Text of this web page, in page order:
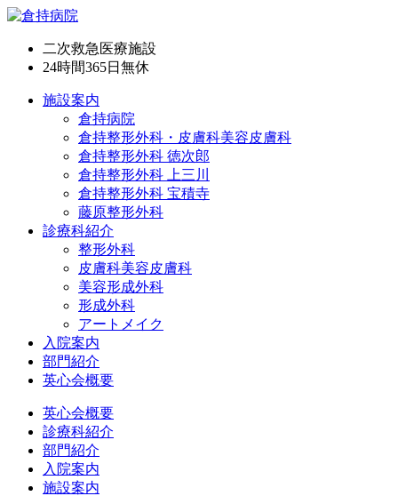
二次救急医療施設
24時間365日 無休
施設案内
倉持病院
倉持整形外科・皮膚科美容皮膚科
倉持整形外科 徳次郎
倉持整形外科 上三川
倉持整形外科 宝積寺
藤原整形外科
診療科紹介
整形外科
皮膚科美容皮膚科
美容形成外科
形成外科
アートメイク
入院案内
部門紹介
英心会概要
英心会概要
診療科紹介
部門紹介
入院案内
施設案内